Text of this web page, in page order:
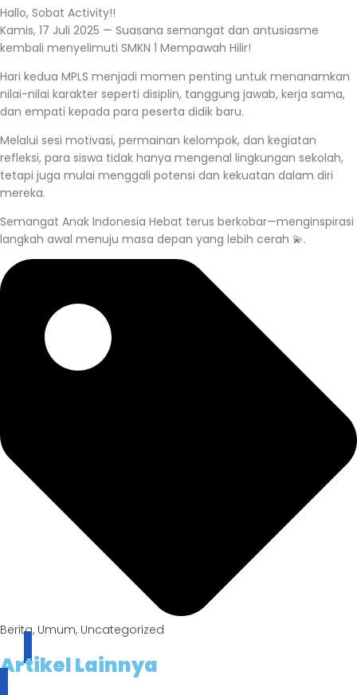
Hallo, Sobat Activity!!
Kamis, 17 Juli 2025 — Suasana semangat dan antusiasme
kembali menyelimuti SMKN 1 Mempawah Hilir!
Hari kedua MPLS menjadi momen penting untuk menanamkan
nilai-nilai karakter seperti disiplin, tanggung jawab, kerja sama,
dan empati kepada para peserta didik baru.
Melalui sesi motivasi, permainan kelompok, dan kegiatan
refleksi, para siswa tidak hanya mengenal lingkungan sekolah,
tetapi juga mulai menggali potensi dan kekuatan dalam diri
mereka.
Semangat Anak Indonesia Hebat terus berkobar—menginspirasi
langkah awal menuju masa depan yang lebih cerah 💫.
Berita, Umum, Uncategorized
Artikel Lainnya